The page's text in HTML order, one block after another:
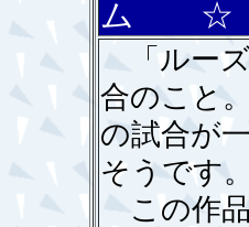
ム ☆
「ルーズ
合のこと
の試合が
そうです
この作品